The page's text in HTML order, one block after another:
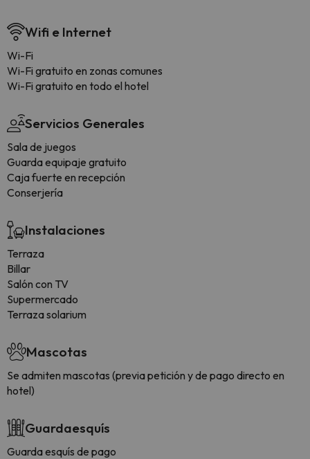
Wifi e Internet
Wi-Fi
Wi-Fi gratuito en zonas comunes
Wi-Fi gratuito en todo el hotel
Servicios Generales
Sala de juegos
Guarda equipaje gratuito
Caja fuerte en recepción
Conserjería
Instalaciones
Terraza
Billar
Salón con TV
Supermercado
Terraza solarium
Mascotas
Se admiten mascotas (previa petición y de pago directo en
hotel)
Guardaesquís
Guarda esquís de pago